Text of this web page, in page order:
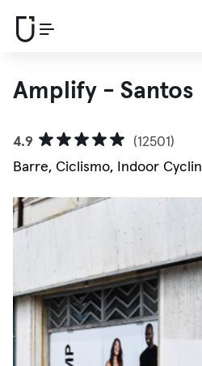
Amplify - Santos
4.9
(12501)
Barre, Ciclismo, Indoor